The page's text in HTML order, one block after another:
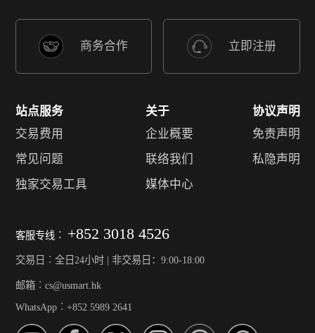
商务合作 立即注册
站点服务
交易费用
常见问题
独家交易工具
关于
企业概要
联络我们
媒体中心
协议声明
免责声明
私隐声明
客服专线︰ +852 3018 4526
交易日︰全日24小时 | 非交易日：9:00-18:00
邮箱︰cs@usmart.hk
WhatsApp︰+852 5989 2641